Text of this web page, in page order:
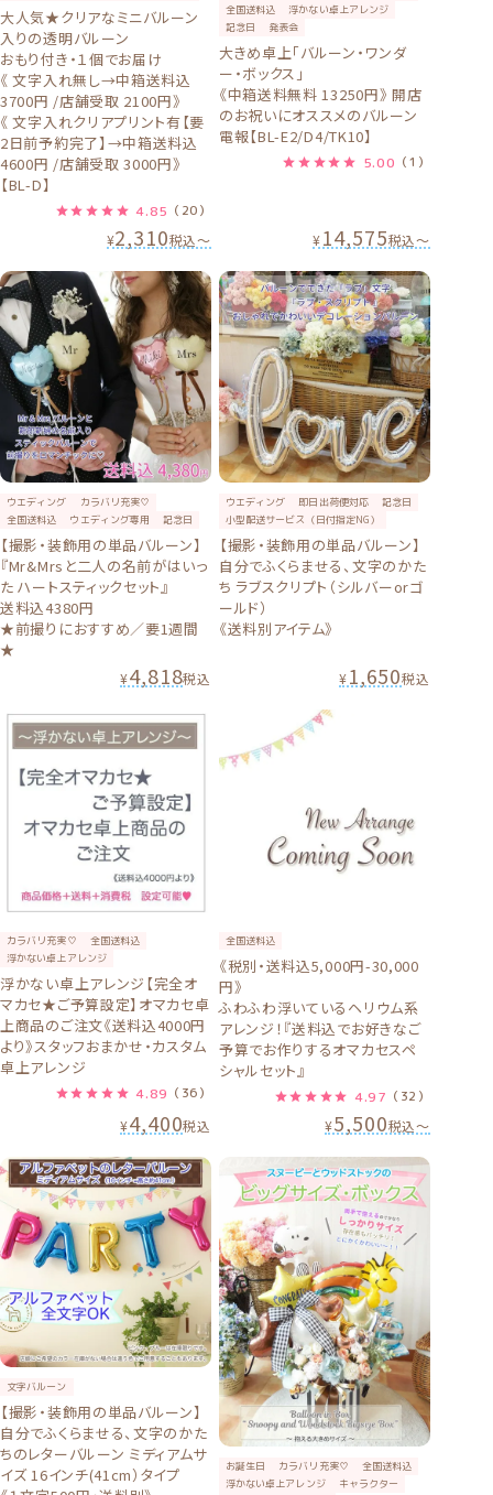
大人気★クリアなミニバルーン
入りの透明バルーン
おもり付き・１個でお届け
《 文字入れ無し→中箱送料込
3700円 /店舗受取 2100円》
《 文字入れクリアプリント有【要
2日前予約完了】→中箱送料込
4600円 /店舗受取 3000円》
【BL-D】
4.85 （20）
¥2,310税込〜
全国送料込
浮かない卓上アレンジ
記念日
発表会
大きめ卓上「バルーン・ワンダ
ー・ボックス」
《中箱送料無料 13250円》 開店
のお祝いにオススメのバルーン
電報【BL-E2/D4/TK10】
5.00 （1）
¥14,575税込〜
ウエディング
カラバリ充実♡
全国送料込
ウエディング専用 記念日
【撮影・装飾用の単品バルーン】
『Mr&Mrsと二人の名前がはいっ
た ハートスティックセット』
送料込4380円
★前撮りにおすすめ／要1週間
★
¥4,818税込
ウエディング 即日出荷便対応
記念日
小型配送サービス（日付指定NG）
【撮影・装飾用の単品バルーン】
自分でふくらませる、文字のかた
ち ラブスクリプト（シルバーorゴ
ールド）
《送料別アイテム》
¥1,650税込
カラバリ充実♡
全国送料込
浮かない卓上アレンジ
浮かない卓上アレンジ【完全オ
マカセ★ご予算設定】オマカセ卓
上商品のご注文《送料込4000円
より》スタッフおまかせ・カスタム
卓上アレンジ
4.89 （36）
¥4,400税込
全国送料込
《税別・送料込5,000円-30,000
円》
ふわふわ浮いているヘリウム系
アレンジ！『送料込でお好きなご
予算でお作りするオマカセスペ
シャルセット』
4.97 （32）
¥5,500税込〜
文字バルーン
【撮影・装飾用の単品バルーン】
自分でふくらませる、文字のかた
ちのレターバルーン ミディアムサ
イズ 16インチ(41cm）タイプ
お誕生日 カラバリ充実♡
全国送料込
浮かない卓上アレンジ
キャラクター